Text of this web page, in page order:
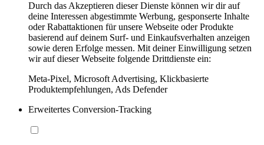
Durch das Akzeptieren dieser Dienste können wir dir auf
deine Interessen abgestimmte Werbung, gesponserte Inhalte
oder Rabattaktionen für unsere Webseite oder Produkte
basierend auf deinem Surf- und Einkaufsverhalten anzeigen
sowie deren Erfolge messen. Mit deiner Einwilligung setzen
wir auf dieser Webseite folgende Drittdienste ein:
Meta-Pixel, Microsoft Advertising, Klickbasierte
Produktempfehlungen, Ads Defender
Erweitertes Conversion-Tracking